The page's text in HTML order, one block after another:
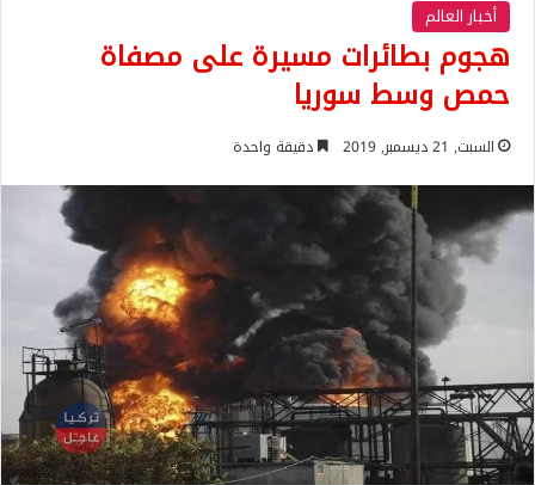
أخبار العالم
هجوم بطائرات مسيرة على مصفاة
حمص وسط سوريا
السبت, 21 ديسمبر, 2019 دقيقة واحدة